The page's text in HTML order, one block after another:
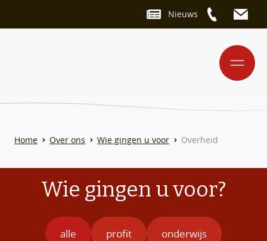
Nieuws
Home Over ons Wie gingen u voor Overheid
Wie gingen u voor?
alle profit onderwijs